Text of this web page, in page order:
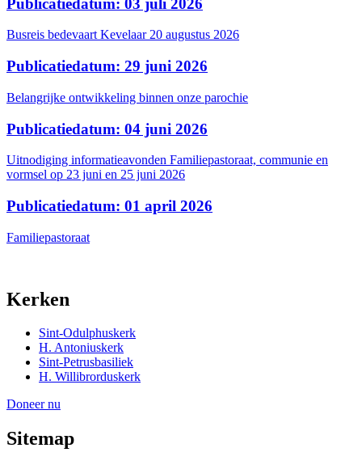
Busreis bedevaart Kevelaar 20 augustus 2026
Publicatiedatum: 29 juni 2026
Belangrijke ontwikkeling binnen onze parochie
Publicatiedatum: 04 juni 2026
Uitnodiging informatieavonden Familiepastoraat, communie en
vormsel op 23 juni en 25 juni 2026
Publicatiedatum: 01 april 2026
Familiepastoraat
Kerken
Sint-Odulphuskerk
H. Antoniuskerk
Sint-Petrusbasiliek
H. Willibrorduskerk
Doneer nu
Sitemap